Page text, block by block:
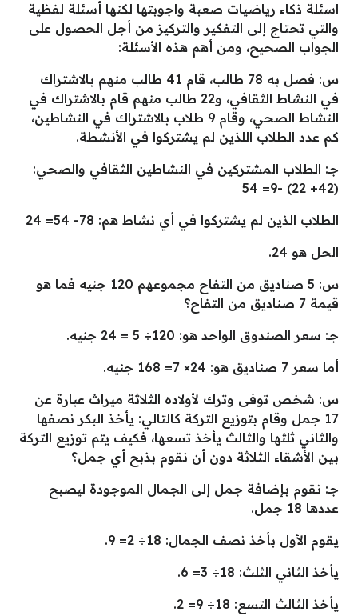
اسئلة ذكاء رياضيات صعبة واجوبتها لكنها أسئلة لفظية
والتي تحتاج إلى التفكير والتركيز من أجل الحصول على
الجواب الصحيح، ومن أهم هذه الأسئلة:
س: فصل به 78 طالب، قام 41 طالب منهم بالاشتراك
في النشاط الثقافي، و22 طالب منهم قام بالاشتراك في
النشاط الصحي، وقام 9 طلاب بالاشتراك في النشاطين،
كم عدد الطلاب اللذين لم يشتركوا في الأنشطة.
جـ: الطلاب المشتركين في النشاطين الثقافي والصحي:
(42+ 22) -9= 54
الطلاب الذين لم يشتركوا في أي نشاط هم: 78- 54= 24
الحل هو 24.
س: 5 صناديق من التفاح مجموعهم 120 جنيه فما هو
قيمة 7 صناديق من التفاح؟
جـ: سعر الصندوق الواحد هو: 120÷ 5 = 24 جنيه.
أما سعر 7 صناديق هو: 24× 7= 168 جنيه.
س: شخص توفى وترك لأولاده الثلاثة ميراث عبارة عن
17 جمل وقام بتوزيع التركة كالتالي: يأخذ البكر نصفها
والثاني ثلثها والثالث يأخذ تسعها، فكيف يتم توزيع التركة
بين الأشقاء الثلاثة دون أن نقوم بذبح أي جمل؟
جـ: نقوم بإضافة جمل إلى الجمال الموجودة ليصبح
عددها 18 جمل.
يقوم الأول بأخذ نصف الجمال: 18÷ 2= 9.
يأخذ الثاني الثلث: 18÷ 3= 6.
يأخذ الثالث التسع: 18÷ 9= 2.